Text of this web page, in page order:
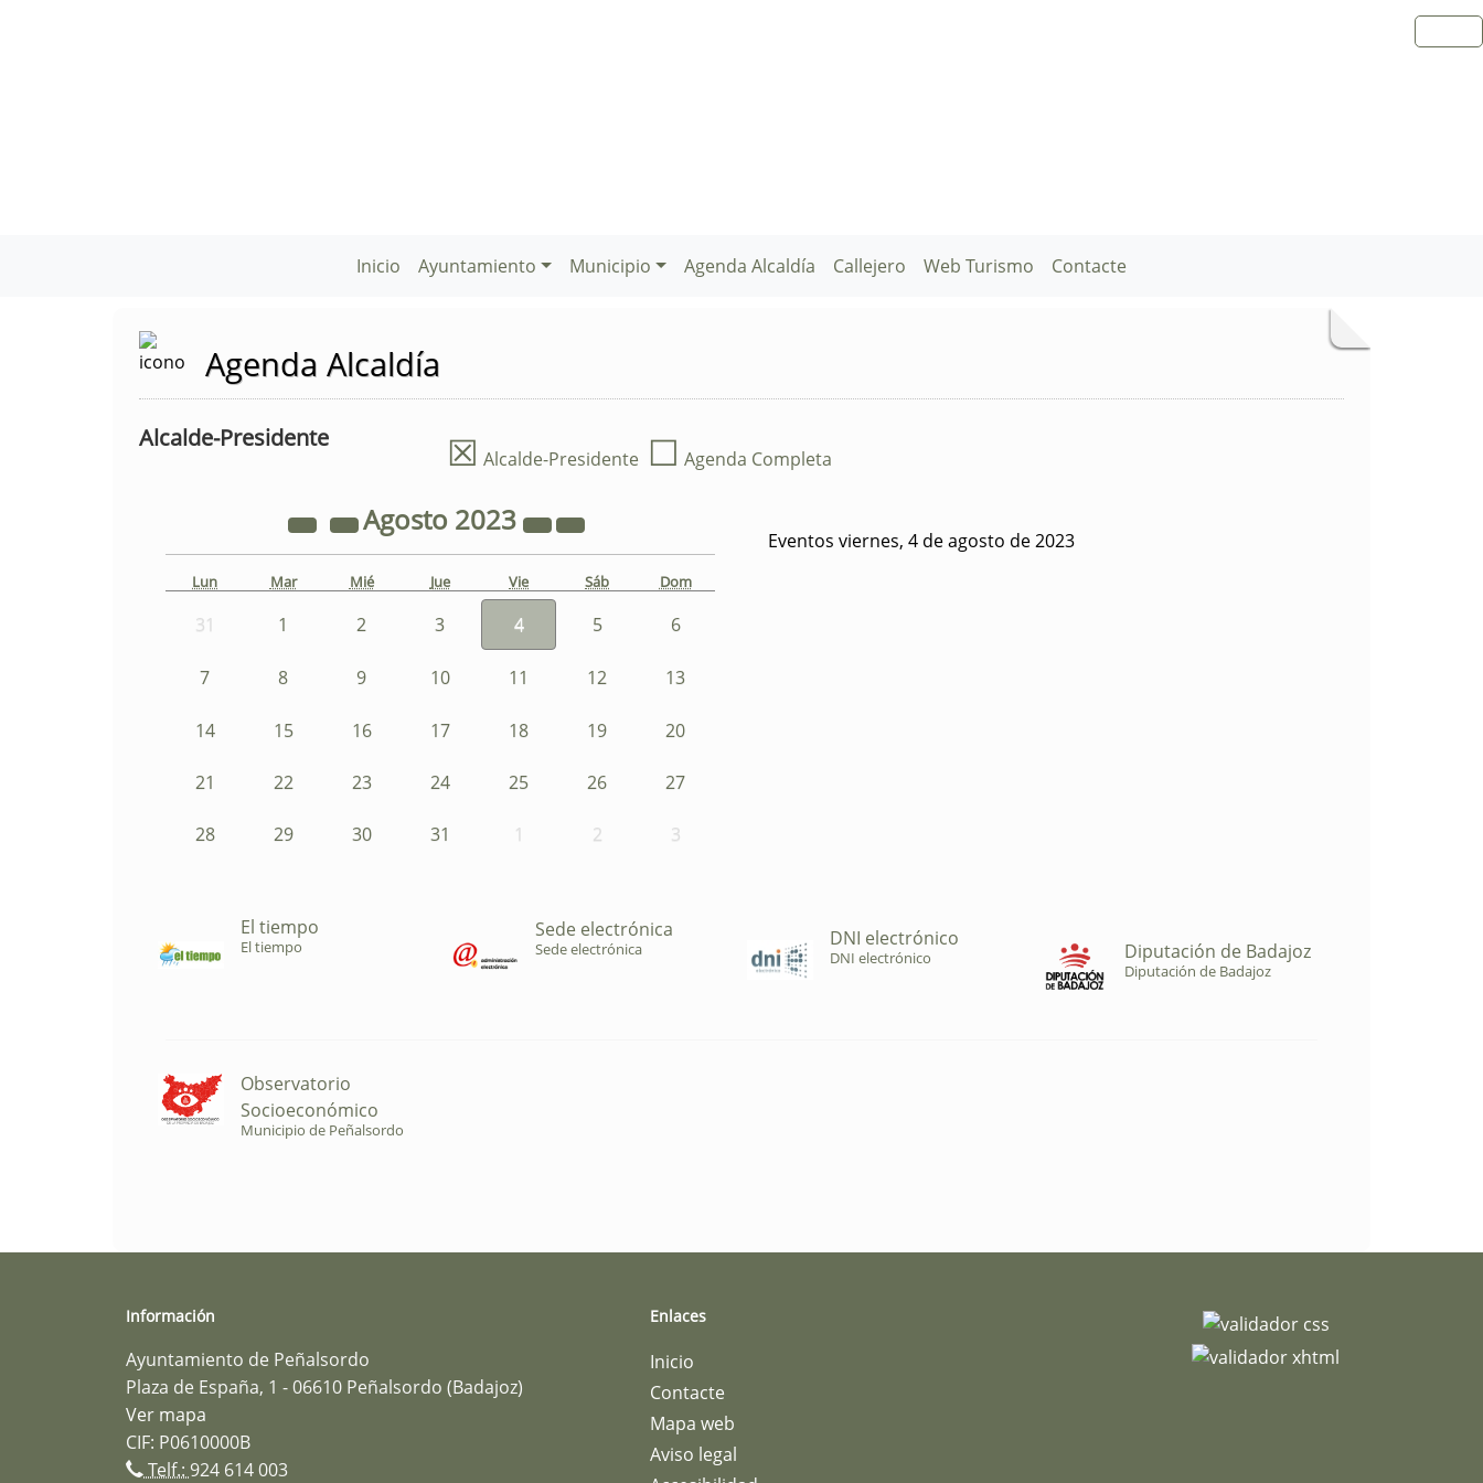
Inicio Ayuntamiento Municipio Agenda Alcaldía Callejero Web Turismo Contacte
Agenda Alcaldía
Alcalde-Presidente ☒ Alcalde-Presidente ☐ Agenda Completa
Agosto 2023
Lun Mar Mié Jue Vie Sáb Dom
31 1 2 3 4 5 6
7 8 9 10 11 12 13
14 15 16 17 18 19 20
21 22 23 24 25 26 27
28 29 30 31 1 2 3
Eventos viernes, 4 de agosto de 2023
El tiempo
El tiempo
Sede electrónica
Sede electrónica DNI electrónico
DNI electrónico Diputación de Badajoz
Diputación de Badajoz
Observatorio
Socioeconómico
Municipio de Peñalsordo
Información
Ayuntamiento de Peñalsordo
Plaza de España, 1 - 06610 Peñalsordo (Badajoz)
Ver mapa
CIF: P0610000B
Telf.: 924 614 003
Enlaces
Inicio
Contacte
Mapa web
Aviso legal